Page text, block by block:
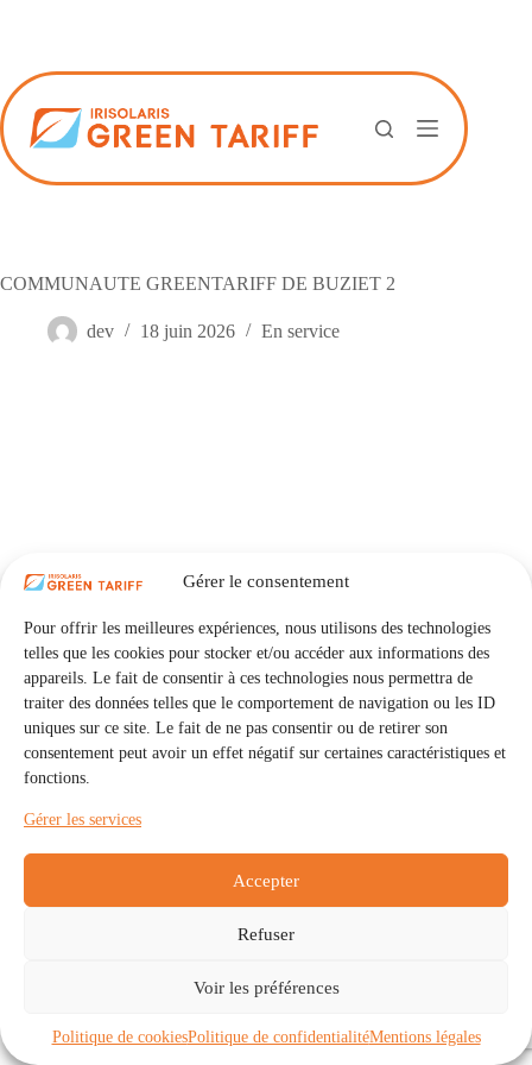
Gérer le consentement
Pour offrir les meilleures expériences, nous utilisons des technologies
telles que les cookies pour stocker et/ou accéder aux informations des
appareils. Le fait de consentir à ces technologies nous permettra de
traiter des données telles que le comportement de navigation ou les ID
uniques sur ce site. Le fait de ne pas consentir ou de retirer son
consentement peut avoir un effet négatif sur certaines caractéristiques et
fonctions.
Gérer les services
Accepter
Refuser
Voir les préférences
Politique de cookiesPolitique de confidentialitéMentions légales
COMMUNAUTE GREENTARIFF DE BUZIET 2
dev 18 juin 2026 En service
Communautés
À propos
Politique de cookies (UE)